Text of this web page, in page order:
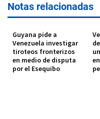
Notas relacionadas
Guyana pide a
Venezuela investigar
tiroteos fronterizos
en medio de disputa
por el Esequibo